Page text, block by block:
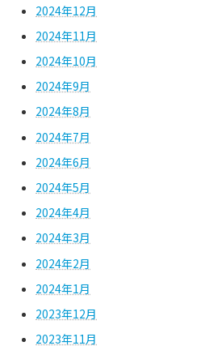
2024年12月
2024年11月
2024年10月
2024年9月
2024年8月
2024年7月
2024年6月
2024年5月
2024年4月
2024年3月
2024年2月
2024年1月
2023年12月
2023年11月